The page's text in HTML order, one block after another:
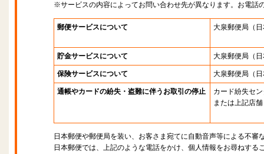
※サービスの内容によってお問い合わせ先が異なります。お電話
郵便サービスについて 大泉郵便局 （
貯金サービスについて 大泉郵便局 （
保険サービスについて 大泉郵便局 （
通帳やカードの紛失・盗難に伴うお取引の停止
カード紛失セ
または上記店舗
日本郵便や郵便局を装い、お客さま宛てに自動音声等による不審
日本郵便では、上記のような電話をかけ、個人情報をお尋ねする